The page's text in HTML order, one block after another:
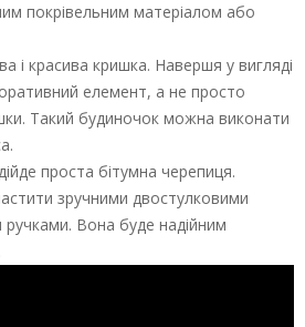
покрівельним матеріалом або
і красива кришка. Навершя у вигляді
елемент, а не просто
Такий будиночок можна виконати
проста бітумна черепиця.
зручними двостулковими
ручками. Вона буде надійним